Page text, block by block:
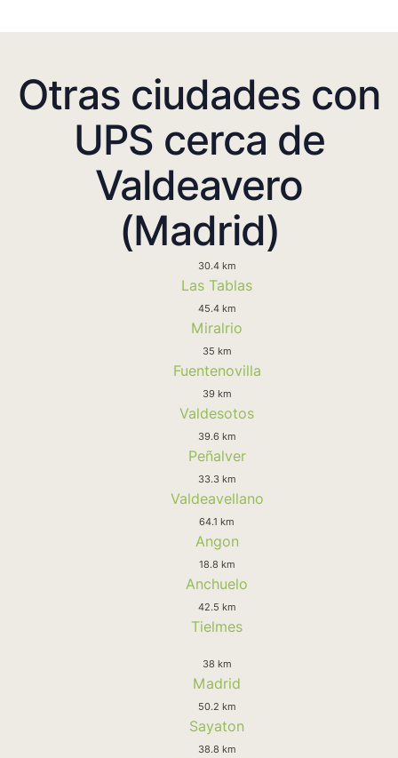
Otras ciudades con
UPS cerca de
Valdeavero
(Madrid)
30.4 km
Las Tablas
45.4 km
Miralrio
35 km
Fuentenovilla
39 km
Valdesotos
39.6 km
Peñalver
33.3 km
Valdeavellano
64.1 km
Angon
18.8 km
Anchuelo
42.5 km
Tielmes
38 km
Madrid
50.2 km
Sayaton
38.8 km